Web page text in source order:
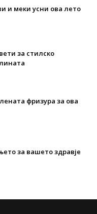
и меки усни ова лето
за стилско
фризура за ова
за вашето здравје